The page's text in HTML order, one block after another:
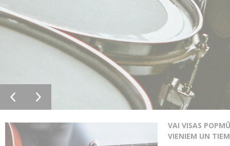
VAI VISAS
VIENIEM UN